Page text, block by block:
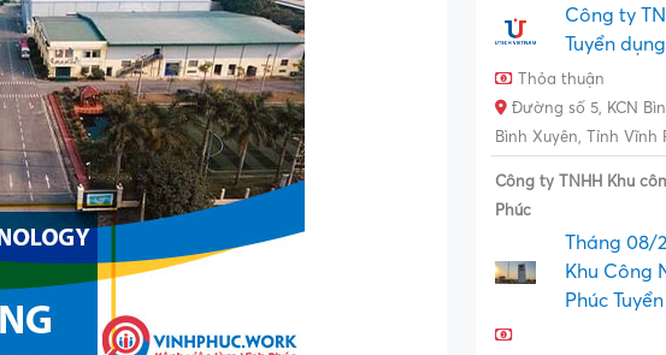
Công ty
Tuyển
Thỏa thuận
Đường số 5, KCN
Bình Xuyên, Tỉnh Vĩnh
Công ty TNHH Khu
Phúc
Tháng 08/
Khu Công
Phúc